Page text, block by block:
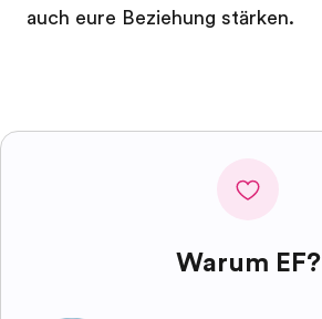
auch eure Beziehung stärken.
Warum EF?